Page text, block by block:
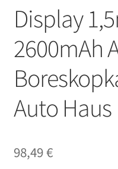
Display
2600mAh
Auto Haus
98,49€